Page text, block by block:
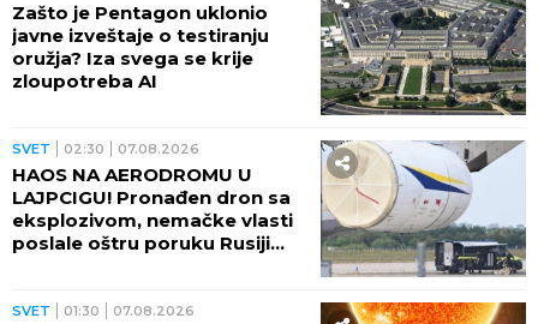
Zašto je Pentagon uklonio
javne izveštaje o testiranju
oružja? Iza svega se krije
zloupotreba AI
SVET 02:30 07.08.2026
HAOS NA AERODROMU U
LAJPCIGU! Pronađen dron sa
eksplozivom, nemačke vlasti
poslale oštru poruku Rusiji
SVET 01:30 07.08.2026